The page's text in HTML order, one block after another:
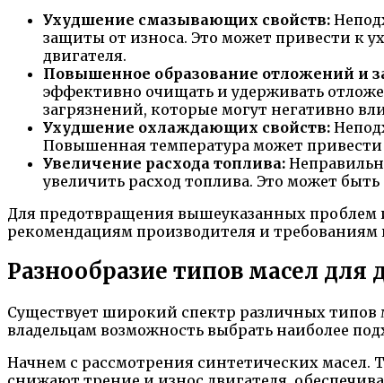
Ухудшение смазывающих свойств:
защиты от износа. Это может привести к
двигателя.
Повышенное образование отложений и
эффективно очищать и удерживать
загрязнений, которые могут негативно
Ухудшение охлаждающих свойств:
Повышенная температура может
Увеличение расхода топлива:
увеличить расход топлива. Это может
Для предотвращения вышеуказанных проблем
рекомендациям производителя и
Разнообразие типов масел для
Существует широкий спектр различных типов
владельцам возможность выбрать наиболее
Начнем с рассмотрения синтетических